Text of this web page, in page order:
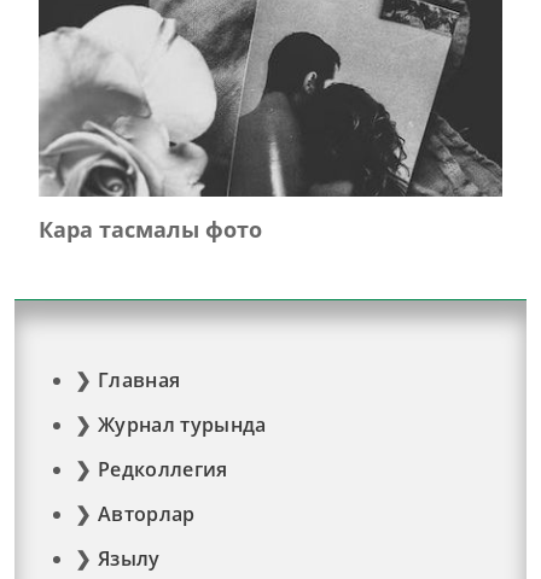
Кара тасмалы фото
Главная
Журнал турында
Редколлегия
Авторлар
Язылу